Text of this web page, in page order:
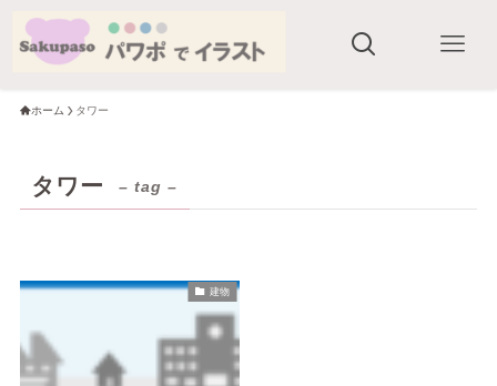
ホーム タワー
タワー – tag –
建物